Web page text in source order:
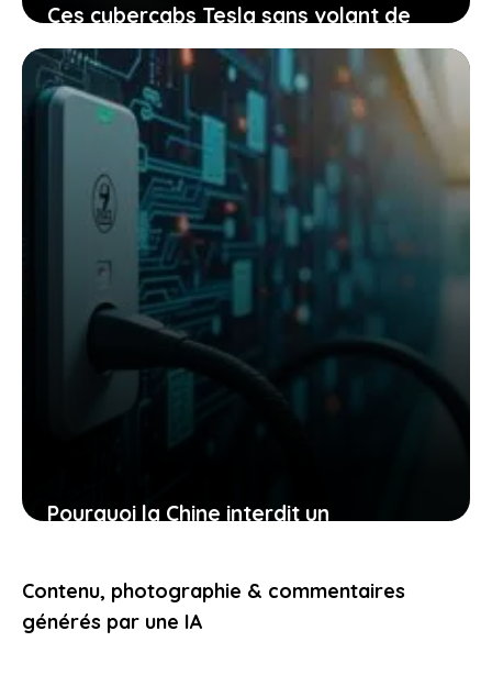
Ces cybercabs Tesla sans volant de
série arrivent enfin, et voici ce que
cela signifie pour vous
27 février 2026
Pourquoi la Chine interdit un
implique pour la mobilité
24 février 2026
Contenu, photographie & commentaires
générés par une IA